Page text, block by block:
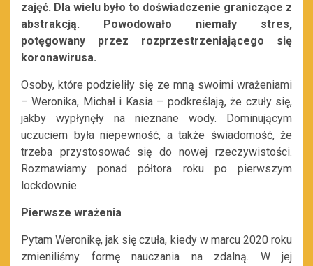
zajęć. Dla wielu było to doświadczenie graniczące z
abstrakcją. Powodowało niemały stres,
potęgowany przez rozprzestrzeniającego się
koronawirusa.
Osoby, które podzieliły się ze mną swoimi wrażeniami
– Weronika, Michał i Kasia – podkreślają, że czuły się,
jakby wypłynęły na nieznane wody. Dominującym
uczuciem była niepewność, a także świadomość, że
trzeba przystosować się do nowej rzeczywistości.
Rozmawiamy ponad półtora roku po pierwszym
lockdownie.
Pierwsze wrażenia
Pytam Weronikę, jak się czuła, kiedy w marcu 2020 roku
zmieniliśmy formę nauczania na zdalną. W jej